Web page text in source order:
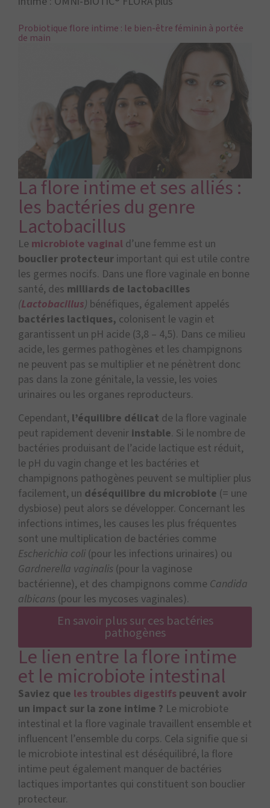
Probiotique flore intime : le bien-être féminin à portée
de main
La flore intime et ses alliés :
les bactéries du genre
Lactobacillus
Le microbiote vaginal d’une femme est un
bouclier protecteur important qui est utile contre
les germes nocifs. Dans une flore vaginale en bonne
santé, des milliards de lactobacilles
(Lactobacillus) bénéfiques, également appelés
bactéries lactiques, colonisent le vagin et
garantissent un pH acide (3,8 – 4,5). Dans ce milieu
acide, les germes pathogènes et les champignons
ne peuvent pas se multiplier et ne pénètrent donc
pas dans la zone génitale, la vessie, les voies
urinaires ou les organes reproducteurs.
Cependant, l’équilibre délicat de la flore vaginale
peut rapidement devenir instable. Si le nombre de
bactéries produisant de l’acide lactique est réduit,
le pH du vagin change et les bactéries et
champignons pathogènes peuvent se multiplier plus
facilement, un déséquilibre du microbiote (= une
dysbiose) peut alors se développer. Concernant les
infections intimes, les causes les plus fréquentes
sont une multiplication de bactéries comme
Escherichia coli (pour les infections urinaires) ou
Gardnerella vaginalis (pour la vaginose
bactérienne), et des champignons comme Candida
albicans (pour les mycoses vaginales).
En savoir plus sur ces bactéries
pathogènes
Le lien entre la flore intime
et le microbiote intestinal
Saviez que les troubles digestifs peuvent avoir
un impact sur la zone intime ? Le microbiote
intestinal et la flore vaginale travaillent ensemble et
influencent l’ensemble du corps. Cela signifie que si
le microbiote intestinal est déséquilibré, la flore
intime peut également manquer de bactéries
lactiques importantes qui constituent son bouclier
protecteur.